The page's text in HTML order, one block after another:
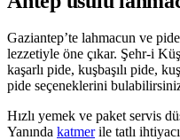
Gaziantep’te lahmacun ve
lezzetiyle öne çıkar. Şehr-i
kaşarlı pide, kuşbaşılı pide,
pide seçeneklerini
Hızlı yemek ve paket servis
Yanında katmerile tatlı